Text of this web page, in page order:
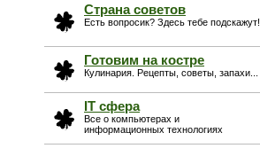
Страна советов
Есть вопросик? Здесь тебе подскажут!
Готовим на костре
Кулинария. Рецепты, советы, запахи...
IT сфера
Все о компьютерах и
информационных технологиях